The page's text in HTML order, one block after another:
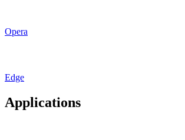
Opera
Edge
Applications